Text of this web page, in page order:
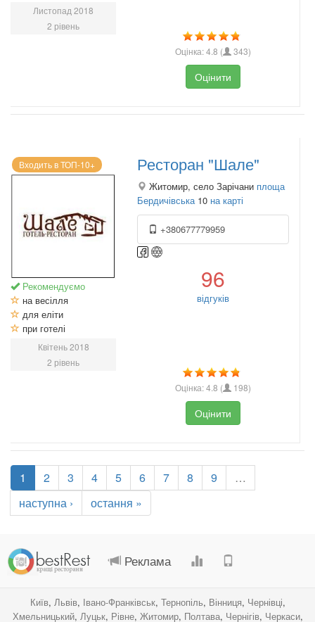
Листопад 2018
2 рівень
Оцінка:4.8 ( 343)
Оцінити
Входить в ТОП-10+
Рекомендуємо
на весілля
для еліти
при готелі
Квітень 2018
2 рівень
Ресторан "Шале"
Житомир, село Зарічани площа
Бердичівська 10 на карті
+380677779959
96
відгуків
Оцінка:4.8 ( 198)
Оцінити
1 2 3 4 5 6 7 8 9
…
наступна ›
остання »
Реклама
Київ, Львів, Івано-Франківськ, Тернопіль, Вінниця, Чернівці,
Хмельницький, Луцьк, Рівне, Житомир, Полтава, Чернігів, Черкаси,